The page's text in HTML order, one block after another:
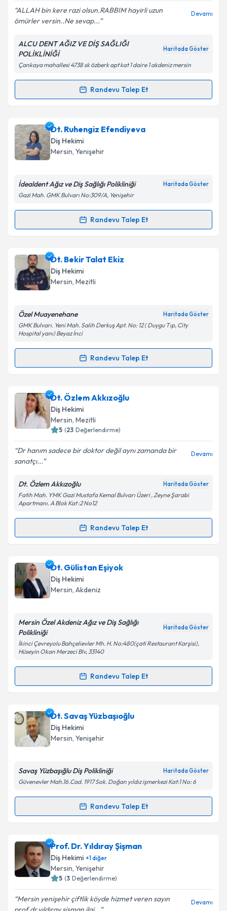
Kişisel verilerimin işlenmesine ilişkin
Aydınlatma
Metni
kapsamda işlenmesini kabul ediyorum.
Takvim Talebini Gönder
ALLAH bin kere razi olsun.RABBIM hayirli uzun
ömürler versin..Ne sevap...
Devamı
ALCU DENT AĞIZ VE DİŞ SAĞLIĞI
POLİKLİNİĞİ
Haritada Göster
Çankaya mahallesi 4738 sk özberk apt kat 1 daire 1 akdeniz mersin
Randevu Talep Et
Randevu Takvimi Talebi
Dt. İbrahim Alcuiçin randevu takvimi talebi oluşturun.
Size bu uzmandan randevu almanız için bir takvim
hazırlandığında e-posta ile bilgilendireceğiz.
Kişisel verilerimin işlenmesine ilişkin
Metni'ni okudum ve kişisel verilerimin belirtilen
Takvim Talebini Gönder
Dt. Ruhengiz Efendiyeva
Diş Hekimi
Mersin, Yenişehir
İdealdent Ağız ve Diş Sağlığı Polikliniği Haritada Göster
Gazi Mah. GMK Bulvarı No:309/A, Yenişehir
Randevu Talep Et
Randevu Takvimi Talebi
Dt. Ruhengiz Efendiyevaiçin randevu takvimi talebi
oluşturun. Size bu uzmandan randevu almanız için bir
takvim hazırlandığında e-posta ile bilgilendireceğiz.
Kişisel verilerimin işlenmesine ilişkinAydınlatma
'ni okudum ve kişisel verilerimin belirtilen
kapsamda işlenmesini kabul ediyorum.
Takvim Talebini Gönder
Dt. Bekir Talat Ekiz
Diş Hekimi
Mersin, Mezitli
Özel Muayenehane Haritada Göster
GMK Bulvarı. Yeni Mah. Salih Derkuş Apt. No: 12 ( Duygu Tıp, City
Hospital yanı) Beyaz İnci
Randevu Talep Et
Randevu Takvimi Talebi
Dt. Bekir Talat Ekiziçin randevu takvimi talebi
oluşturun. Size bu uzmandan randevu almanız için bir
takvim hazırlandığında e-posta ile bilgilendireceğiz.
Kişisel verilerimin işlenmesine ilişkin
Aydınlatma
Metni'ni okudum ve kişisel verilerimin belirtilen
kapsamda işlenmesini kabul ediyorum.
Takvim Talebini Gönder
Dt. Özlem Akkızoğlu
Diş Hekimi
Mersin, Mezitli
5 (23 Değerlendirme)
Dr hanım sadece bir doktor değil aynı zamanda bir
sanatçı...
Devamı
Dt. Özlem Akkızoğlu Haritada Göster
Fatih Mah. YMK Gazi Mustafa Kemal Bulvarı Üzeri , Zeyne Şarabi
Apartmanı. A Blok Kat :2 No12
Randevu Talep Et
Randevu Takvimi Talebi
Dt. Özlem Akkızoğluiçin randevu takvimi talebi
oluşturun. Size bu uzmandan randevu almanız için bir
takvim hazırlandığında e-posta ile bilgilendireceğiz.
Kişisel verilerimin işlenmesine ilişkin
Metni'ni okudum ve kişisel verilerimin belirtilen
kapsamda işlenmesini kabul ediyorum.
Dt. Gülistan Eşiyok
Diş Hekimi
Mersin, Akdeniz
Mersin Özel Akdeniz Ağız ve Diş Sağlığı
Polikliniği
Haritada Göster
İkinci Çevreyolu Bahçelievler Mh. H. No:480(çati Restaurant Karşisi),
Hüseyin Okan Merzeci Blv, 33140
Randevu Talep Et
Randevu Takvimi Talebi
Dt. Gülistan Eşiyokiçin randevu takvimi talebi
oluşturun. Size bu uzmandan randevu almanız için bir
takvim hazırlandığında e-posta ile bilgilendireceğiz.
Kişisel verilerimin işlenmesine ilişkin
Metni'ni okudum ve kişisel verilerimin belirtilen
Takvim Talebini Gönder
Dt. Savaş Yüzbaşıoğlu
Diş Hekimi
Mersin, Yenişehir
Savaş Yüzbaşığlu Diş Polikliniği Haritada Göster
Güvenevler Mah.16.Cad. 1917 Sok. Doğan yıldız işmerkezi Kat:1 No: 6
Randevu Talep Et
Randevu Takvimi Talebi
Dt. Savaş Yüzbaşıoğluiçin randevu takvimi talebi
oluşturun. Size bu uzmandan randevu almanız için bir
takvim hazırlandığında e-posta ile bilgilendireceğiz.
Prof. Dr. Yıldıray Şişman
Diş Hekimi +1diğer
Mersin, Yenişehir
5 (3 Değerlendirme)
Mersin yenişehir çiftlik köyde hizmet veren sayın
Devamı